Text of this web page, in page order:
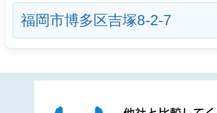
福岡市博多区吉塚8-2-7